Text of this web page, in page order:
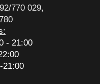
770 029,
- 21:00
21:00